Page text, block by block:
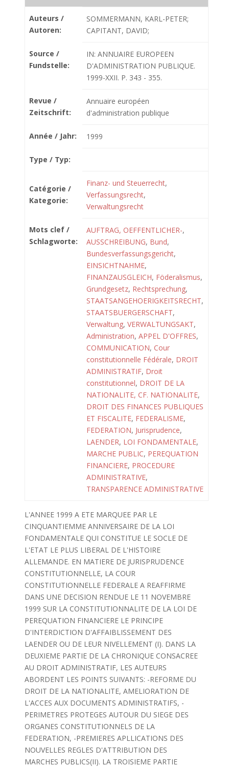
Auteurs /
Autoren:
SOMMERMANN, KARL-PETER;
CAPITANT, DAVID;
Source /
Fundstelle:
IN: ANNUAIRE EUROPEEN
D'ADMINISTRATION PUBLIQUE.
1999-XXII. P. 343 - 355.
Revue /
Zeitschrift:
Annuaire européen
d'administration publique
Année / Jahr: 1999
Type / Typ:
Catégorie /
Kategorie:
Finanz- und Steuerrecht,
Verfassungsrecht,
Verwaltungsrecht
Mots clef /
Schlagworte:
AUFTRAG, OEFFENTLICHER-,
AUSSCHREIBUNG, Bund,
Bundesverfassungsgericht,
EINSICHTNAHME,
FINANZAUSGLEICH, Föderalismus,
Grundgesetz, Rechtsprechung,
STAATSANGEHOERIGKEITSRECHT,
STAATSBUERGERSCHAFT,
Verwaltung, VERWALTUNGSAKT,
Administration, APPEL D'OFFRES,
COMMUNICATION, Cour
constitutionnelle Fédérale, DROIT
ADMINISTRATIF, Droit
constitutionnel, DROIT DE LA
NATIONALITE, CF. NATIONALITE,
DROIT DES FINANCES PUBLIQUES
ET FISCALITE, FEDERALISME,
FEDERATION, Jurisprudence,
LAENDER, LOI FONDAMENTALE,
MARCHE PUBLIC, PEREQUATION
FINANCIERE, PROCEDURE
ADMINISTRATIVE,
TRANSPARENCE ADMINISTRATIVE
L'ANNEE 1999 A ETE MARQUEE PAR LE
CINQUANTIEMME ANNIVERSAIRE DE LA LOI
FONDAMENTALE QUI CONSTITUE LE SOCLE DE
L'ETAT LE PLUS LIBERAL DE L'HISTOIRE
ALLEMANDE. EN MATIERE DE JURISPRUDENCE
CONSTITUTIONNELLE, LA COUR
CONSTITUTIONNELLE FEDERALE A REAFFIRME
DANS UNE DECISION RENDUE LE 11 NOVEMBRE
1999 SUR LA CONSTITUTIONNALITE DE LA LOI DE
PEREQUATION FINANCIERE LE PRINCIPE
D'INTERDICTION D'AFFAIBLISSEMENT DES
LAENDER OU DE LEUR NIVELLEMENT (I). DANS LA
DEUXIEME PARTIE DE LA CHRONIQUE CONSACREE
AU DROIT ADMINISTRATIF, LES AUTEURS
ABORDENT LES POINTS SUIVANTS: -REFORME DU
DROIT DE LA NATIONALITE, AMELIORATION DE
L'ACCES AUX DOCUMENTS ADMINISTRATIFS, -
PERIMETRES PROTEGES AUTOUR DU SIEGE DES
ORGANES CONSTITUTIONNELS DE LA
FEDERATION, -PREMIERES APLLICATIONS DES
NOUVELLES REGLES D'ATTRIBUTION DES
MARCHES PUBLICS(II). LA TROISIEME PARTIE